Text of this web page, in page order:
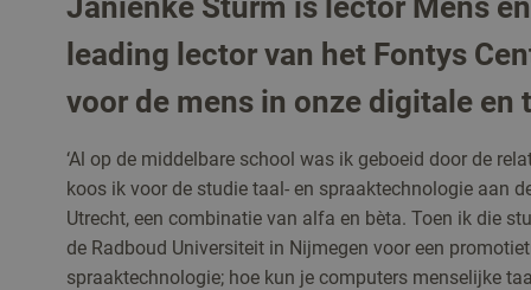
Janienke Sturm is lector Mens
leading lector van het Fontys
voor de mens in onze digitale
‘Al op de middelbare school was ik geboeid door de
koos ik voor de studie taal- en spraaktechnologie aan
Utrecht, een combinatie van alfa en bèta. Toen ik die
de Radboud Universiteit in Nijmegen voor een
spraaktechnologie; hoe kun je computers menselijke